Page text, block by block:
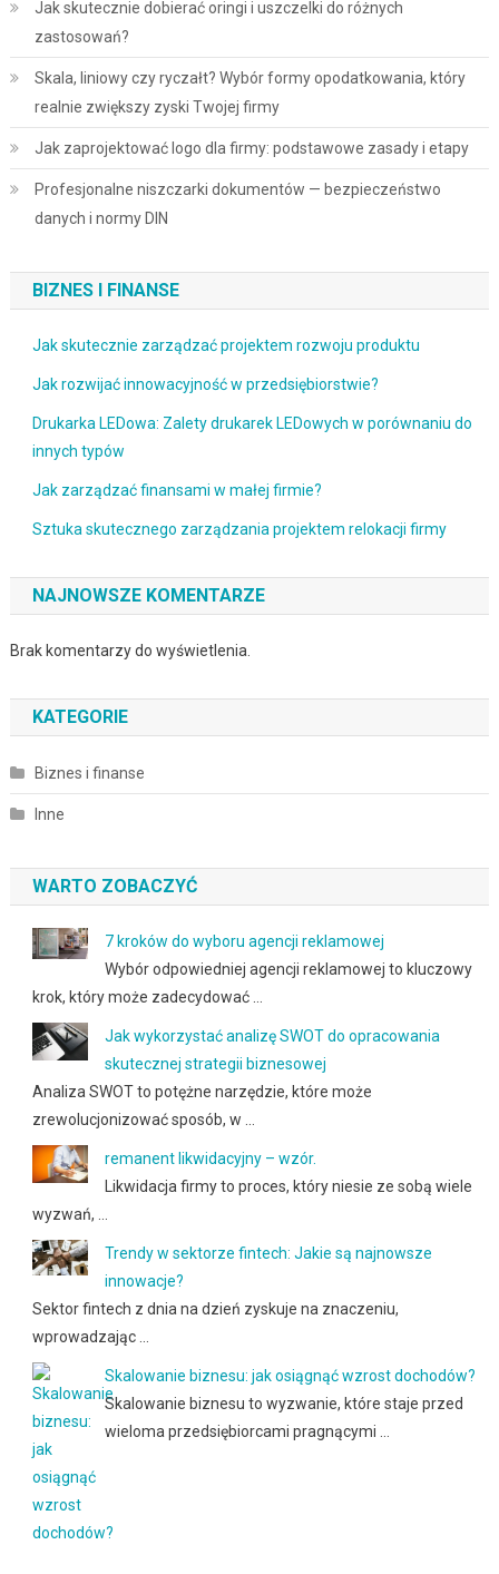
Jak skutecznie dobierać oringi i uszczelki do różnych
zastosowań?
Skala, liniowy czy ryczałt? Wybór formy opodatkowania, który
realnie zwiększy zyski Twojej firmy
Jak zaprojektować logo dla firmy: podstawowe zasady i etapy
Profesjonalne niszczarki dokumentów — bezpieczeństwo
danych i normy DIN
BIZNES I FINANSE
Jak skutecznie zarządzać projektem rozwoju produktu
Jak rozwijać innowacyjność w przedsiębiorstwie?
Drukarka LEDowa: Zalety drukarek LEDowych w porównaniu do
innych typów
Jak zarządzać finansami w małej firmie?
Sztuka skutecznego zarządzania projektem relokacji firmy
NAJNOWSZE KOMENTARZE
Brak komentarzy do wyświetlenia.
KATEGORIE
Biznes i finanse
Inne
WARTO ZOBACZYĆ
7 kroków do wyboru agencji reklamowej
Wybór odpowiedniej agencji reklamowej to kluczowy
krok, który może zadecydować …
Jak wykorzystać analizę SWOT do opracowania
skutecznej strategii biznesowej
Analiza SWOT to potężne narzędzie, które może
zrewolucjonizować sposób, w …
remanent likwidacyjny – wzór.
Likwidacja firmy to proces, który niesie ze sobą wiele
wyzwań, …
Trendy w sektorze fintech: Jakie są najnowsze
innowacje?
Sektor fintech z dnia na dzień zyskuje na znaczeniu,
wprowadzając …
Skalowanie biznesu: jak osiągnąć wzrost dochodów?
Skalowanie biznesu to wyzwanie, które staje przed
wieloma przedsiębiorcami pragnącymi …